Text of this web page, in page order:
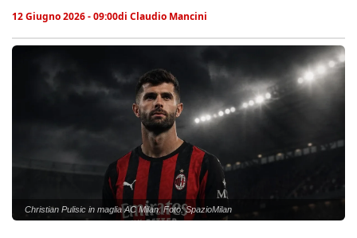
12 Giugno 2026 - 09:00di Claudio Mancini
Christian Pulisic in maglia AC Milan. Foto: SpazioMilan